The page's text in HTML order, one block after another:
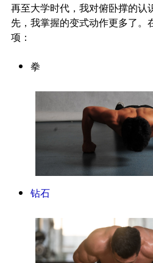
再至大学时代，我对俯卧撑的认
先，我掌握的变式动作更多了。
项：
拳
钻石